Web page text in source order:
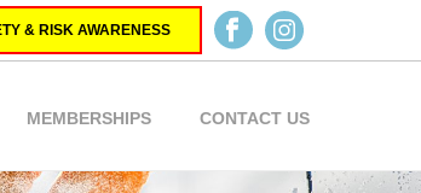
& RISK AWARENESS
MEMBERSHIPS CONTACT US